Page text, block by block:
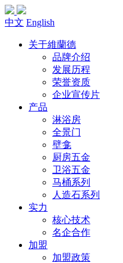
中文 English
关于維蘭德
品牌介绍
发展历程
荣誉资质
企业宣传片
产品
淋浴房
全景门
壁龛
厨房五金
卫浴五金
马桶系列
人造石系列
实力
核心技术
名企合作
加盟
加盟政策